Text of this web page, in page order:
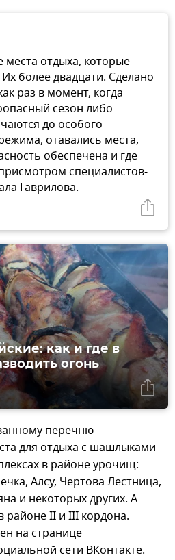
отдыха, которые
более двадцати. Сделано
раз в момент, когда
сезон либо
до особого
отавались места,
обеспечена и где
специалистов-
Гаврилова.
как и где в
огонь
перечню
для отдыха с шашлыками
в районе урочищ:
Алсу, Чертова Лестница,
и некоторых других. А
районе II и III кордона.
на странице
сети ВКонтакте.